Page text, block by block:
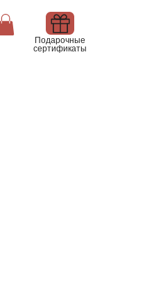
Подарочные
сертификаты